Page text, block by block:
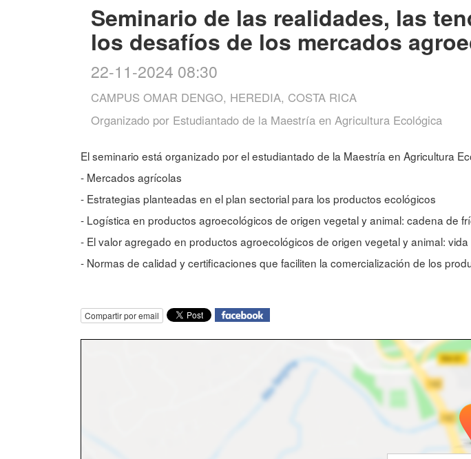
Seminario de las realidades, las
los desafíos de los mercados
22-11-2024 08:30
CAMPUS OMAR DENGO, HEREDIA, COSTA RICA
Organizado por Estudiantado de la Maestría en Agricultura Ecológica
El seminario está organizado por el estudiantado de la Maestría en Agricultura
- Mercados agrícolas
- Estrategias planteadas en el plan sectorial para los productos ecológicos
- Logística en productos agroecológicos de origen vegetal y animal: cadena de
- El valor agregado en productos agroecológicos de origen vegetal y animal:
- Normas de calidad y certificaciones que faciliten la comercialización de los
Compartir por email